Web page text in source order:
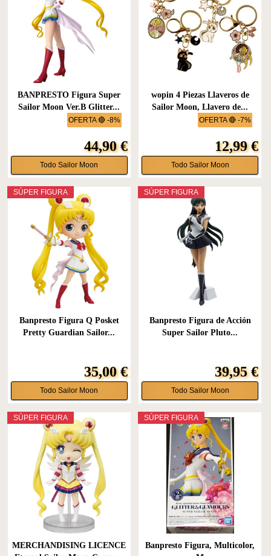
OFERTA 🔴 -8%
BANPRESTO Figura Super
Sailor Moon Ver.B Glitter...
44,90 €
Todo Sailor Moon
OFERTA 🔴 -7%
wopin 4 Piezas Llaveros de
Sailor Moon, Llavero de...
12,99 €
Todo Sailor Moon
SÚPER FIGURA
Banpresto Figura Q Posket
Pretty Guardian Sailor...
35,00 €
Todo Sailor Moon
SÚPER FIGURA
Banpresto Figura de Acción
Super Sailor Pluto...
39,95 €
Todo Sailor Moon
SÚPER FIGURA
MERCHANDISING LICENCE
SÚPER FIGURA
Banpresto Figura, Multicolor,